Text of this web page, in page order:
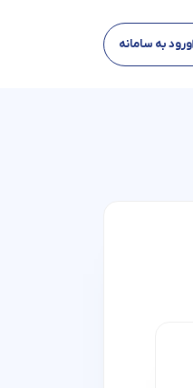
ورود به سامانه